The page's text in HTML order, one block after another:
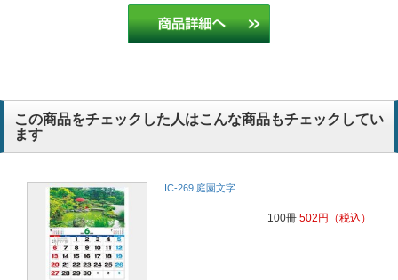
この商品をチェックした人はこんな商品もチェックしてい
ます
IC-269 庭園文字
100冊 502円 （税込）